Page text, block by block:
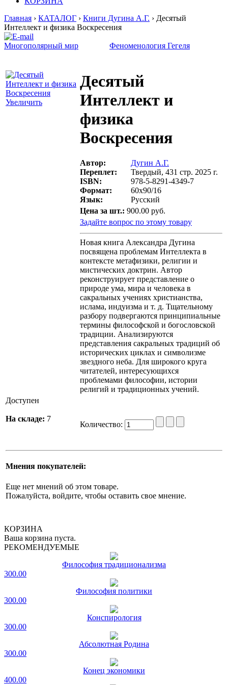
Главная › КАТАЛОГ › Книги Дугина А.Г. › Десятый
Интеллект и физика Воскресения
Многополярный мир Феноменология Гегеля
Увеличить
Десятый
Интеллект и
физика
Воскресения
Автор:
Дугин А.Г.
Переплет:
Твердый, 431 стр. 2025 г.
ISBN:
978-5-8291-4349-7
Формат:
60х90/16
Язык:
Русский
Цена за шт.: 900.00 руб.
Задайте вопрос по этому товару
Новая книга Александра Дугина
посвящена проблемам Интеллекта в
контексте метафизики, религии и
мистических доктрин. Автор
реконструирует представление о
природе ума, мира и человека в
сакральных учениях христианства,
ислама, индуизма и т. д. Тщательному
разбору подвергаются принципиальные
термины философской и богословской
традиции. Анализируются
представления сакральных традиций об
исторических циклах и символизме
звездного неба. Для широкого круга
читателей, интересующихся
проблемами философии, истории
религий и традиционных учений.
Доступен
На складе: 7
Количество:
Мнения покупателей:
Еще нет мнений об этом товаре.
Пожалуйста, войдите, чтобы оставить свое мнение.
КОРЗИНА
Ваша корзина пуста.
РЕКОМЕНДУЕМЫЕ
Философия традиционализма
300.00
Философия политики
300.00
Конспирология
300.00
Абсолютная Родина
300.00
Конец экономики
400.00